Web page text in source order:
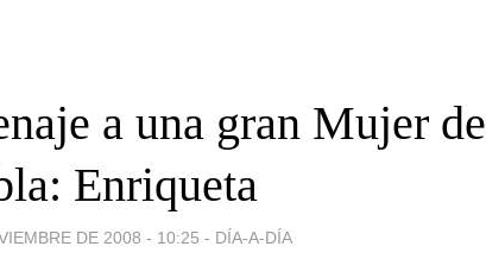
a una gran Mujer de
Enriqueta
DE 2008 - 10:25 - DÍA-A-DÍA